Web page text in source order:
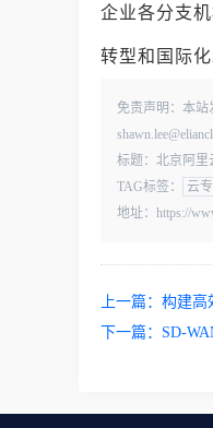
企业各分支
转型和国际
免责声明：本
标题：北京阿里
TAG标签：
云
地址：https://
上一篇： 构建高
下一篇： SD-